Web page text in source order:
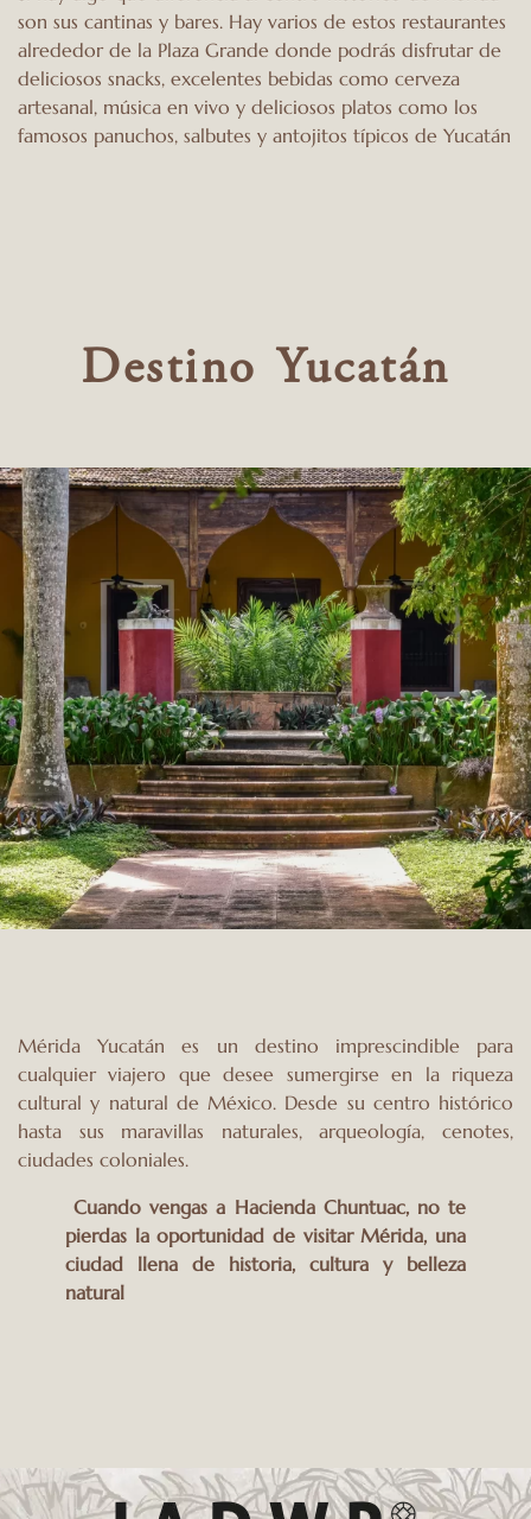
son sus cantinas y bares. Hay varios de estos restaurantes
alrededor de la Plaza Grande donde podrás disfrutar de
deliciosos snacks, excelentes bebidas como cerveza
artesanal, música en vivo y deliciosos platos como los
famosos panuchos, salbutes y antojitos típicos de Yucatán
Destino Yucatán
Mérida Yucatán es un destino imprescindible para
cualquier viajero que desee sumergirse en la riqueza
cultural y natural de México. Desde su centro histórico
hasta sus maravillas naturales, arqueología, cenotes,
ciudades coloniales.
Cuando vengas a Hacienda Chuntuac, no te
pierdas la oportunidad de visitar Mérida, una
ciudad llena de historia, cultura y belleza
natural